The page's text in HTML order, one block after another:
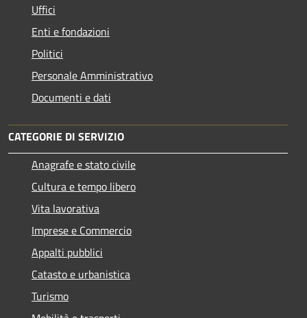
Uffici
Enti e fondazioni
Politici
Personale Amministrativo
Documenti e dati
CATEGORIE DI SERVIZIO
Anagrafe e stato civile
Cultura e tempo libero
Vita lavorativa
Imprese e Commercio
Appalti pubblici
Catasto e urbanistica
Turismo